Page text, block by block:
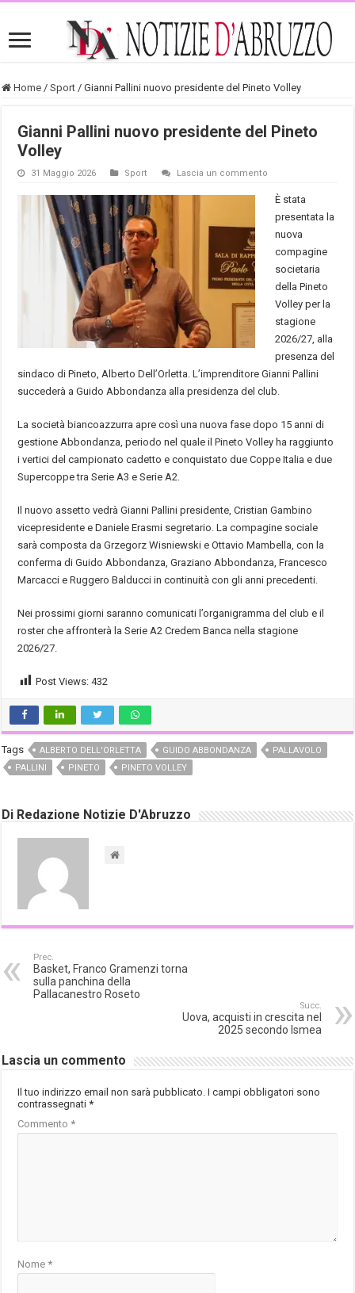
Home / Sport / Gianni Pallini nuovo presidente del Pineto Volley
Gianni Pallini nuovo presidente del Pineto
Volley
31 Maggio 2026 Sport Lascia un commento
È stata
presentata la
nuova
compagine
societaria
della Pineto
Volley per la
stagione
2026/27, alla
presenza del
sindaco di Pineto, Alberto Dell’Orletta. L’imprenditore Gianni Pallini
succederà a Guido Abbondanza alla presidenza del club.
La società biancoazzurra apre così una nuova fase dopo 15 anni di
gestione Abbondanza, periodo nel quale il Pineto Volley ha raggiunto
i vertici del campionato cadetto e conquistato due Coppe Italia e due
Supercoppe tra Serie A3 e Serie A2.
Il nuovo assetto vedrà Gianni Pallini presidente, Cristian Gambino
vicepresidente e Daniele Erasmi segretario. La compagine sociale
sarà composta da Grzegorz Wisniewski e Ottavio Mambella, con la
conferma di Guido Abbondanza, Graziano Abbondanza, Francesco
Marcacci e Ruggero Balducci in continuità con gli anni precedenti.
Nei prossimi giorni saranno comunicati l’organigramma del club e il
roster che affronterà la Serie A2 Credem Banca nella stagione
2026/27.
Post Views: 432
Tags ALBERTO DELL'ORLETTA GUIDO ABBONDANZA
PALLAVOLO
PALLINI
PINETO PINETO VOLLEY
Di Redazione Notizie D'Abruzzo
Prec.
Basket, Franco Gramenzi torna
sulla panchina della
Pallacanestro Roseto
Succ.
Uova, acquisti in crescita nel
2025 secondo Ismea
Lascia un commento
Il tuo indirizzo email non sarà pubblicato. I campi obbligatori sono
contrassegnati*
Commento*
Nome*